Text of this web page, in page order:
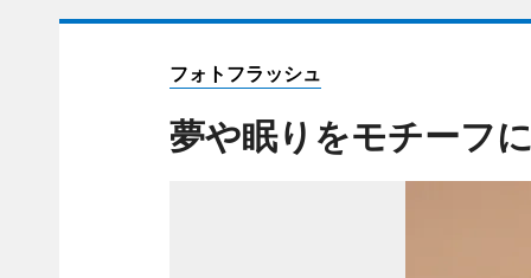
フォトフラッシュ
夢や眠りをモチーフ